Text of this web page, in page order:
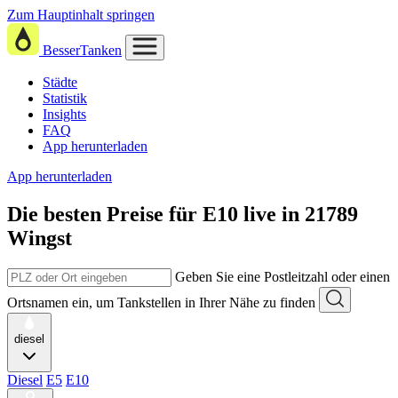
Zum Hauptinhalt springen
BesserTanken
Städte
Statistik
Insights
FAQ
App herunterladen
App herunterladen
Die besten Preise für E10 live in 21789
Wingst
Geben Sie eine Postleitzahl oder einen
Ortsnamen ein, um Tankstellen in Ihrer Nähe zu finden
diesel
Diesel E5 E10